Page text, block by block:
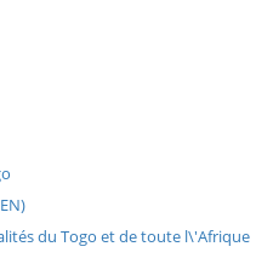
du Togo et de toute l\'Afrique